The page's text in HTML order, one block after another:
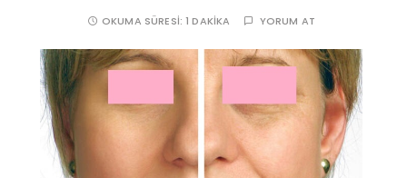
OKUMA SÜRESI:1 DAKIKA YORUM AT